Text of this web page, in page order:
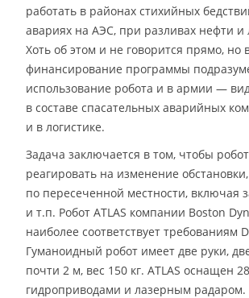
работать в районах стихийных
авариях на АЭС, при разливах нефти и
Хоть об этом и не говорится прямо, но
финансирование программы
использование робота и в армии —
в составе спасательных аварийных
и в логистике.
Задача заключается в том, чтобы
реагировать на изменение
по пересеченной местности, включая
и т.п. Робот ATLAS компании Boston
наиболее соответствует требованиям
Гуманоидный робот имеет две руки,
почти 2 м, вес 150 кг. ATLAS оснащен 28
гидроприводами и лазерным радаром.